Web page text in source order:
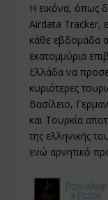
Η εικόνα, όπως
Airdata Tracker,
κάθε εβδομάδα
εκατομμύρια
Ελλάδα να
κυριότερες
Βασίλειο,
και Τουρκία
της ελληνικής
ενώ αρνητικό